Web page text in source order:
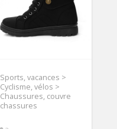
Sports, vacances >
Cyclisme, vélos >
Chaussures, couvre
chassures